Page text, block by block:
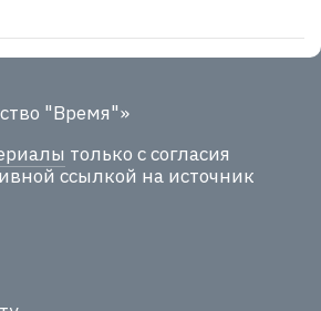
"Время"»
только с согласия
ссылкой на источник